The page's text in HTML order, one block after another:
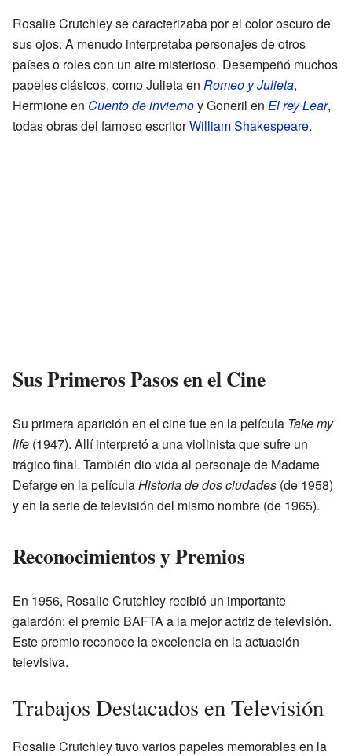
Rosalie Crutchley se caracterizaba por el color oscuro de
sus ojos. A menudo interpretaba personajes de otros
países o roles con un aire misterioso. Desempeñó muchos
papeles clásicos, como Julieta en Romeo y Julieta,
Hermione en Cuento de inviernoy Goneril en El rey Lear,
todas obras del famoso escritorWilliam Shakespeare.
Sus Primeros Pasos en el Cine
Su primera aparición en el cine fue en la película Take my
life (1947). Allí interpretó a una violinista que sufre un
trágico final. También dio vida al personaje de Madame
Defarge en la películaHistoria de dos ciudades (de 1958)
y en la serie de televisión del mismo nombre (de 1965).
Reconocimientos y Premios
En 1956, Rosalie Crutchley recibió un importante
galardón: el premio BAFTA a la mejor actriz de televisión.
Este premio reconoce la excelencia en la actuación
televisiva.
Trabajos Destacados en Televisión
Rosalie Crutchley tuvo varios papeles memorables en la